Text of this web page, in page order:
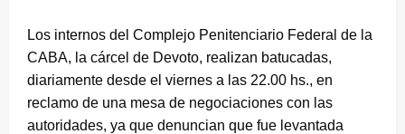
Los internos del Complejo Penitenciario Federal de la
CABA, la cárcel de Devoto, realizan batucadas,
diariamente desde el viernes a las 22.00 hs., en
reclamo de una mesa de negociaciones con las
autoridades, ya que denuncian que fue levantada